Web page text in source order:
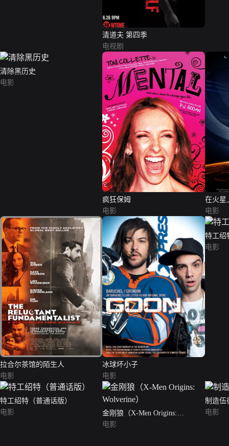
清道夫 第四季
电视剧
清除黑历史
电影
疯狂保姆
电影
在火星
电影
拉合尔茶馆的陌生人
电影
冰球坏小子
电影
特工绍
电影
特工绍特（普通话版）
电影
金刚狼（X-Men Origins:
Wolverine）
电影
制造伍
电影